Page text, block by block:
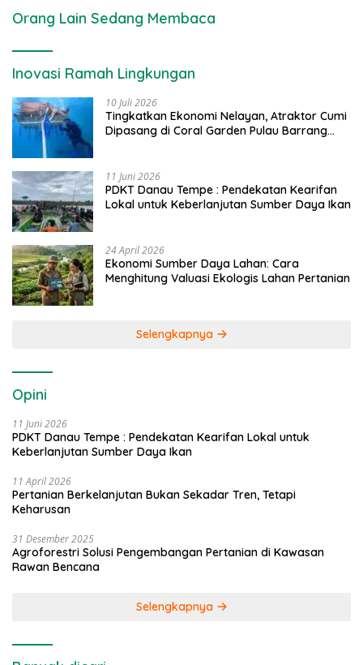
Orang Lain Sedang Membaca
Inovasi Ramah Lingkungan
10 Juli 2026
Tingkatkan Ekonomi Nelayan, Atraktor Cumi
Dipasang di Coral Garden Pulau Barrang
11 Juni 2026
PDKT Danau Tempe : Pendekatan Kearifan
Lokal untuk Keberlanjutan Sumber Daya Ikan
24 April 2026
Ekonomi Sumber Daya Lahan: Cara
Menghitung Valuasi Ekologis Lahan Pertanian
Selengkapnya
Opini
11 Juni 2026
PDKT Danau Tempe : Pendekatan Kearifan Lokal untuk
Keberlanjutan Sumber Daya Ikan
11 April 2026
Pertanian Berkelanjutan Bukan Sekadar Tren, Tetapi
Keharusan
31 Desember 2025
Agroforestri Solusi Pengembangan Pertanian di Kawasan
Rawan Bencana
Selengkapnya